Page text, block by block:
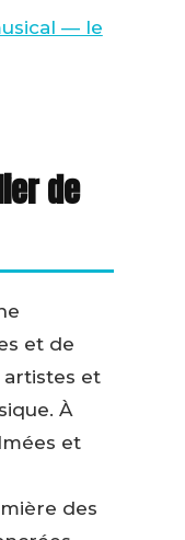
— le
de
et de
artistes et
À
et
des